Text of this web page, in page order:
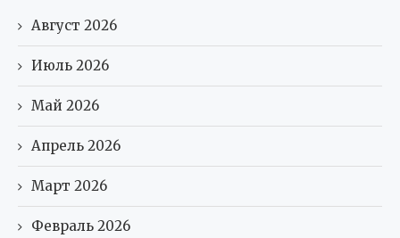
Август 2026
Июль 2026
Май 2026
Апрель 2026
Март 2026
Февраль 2026